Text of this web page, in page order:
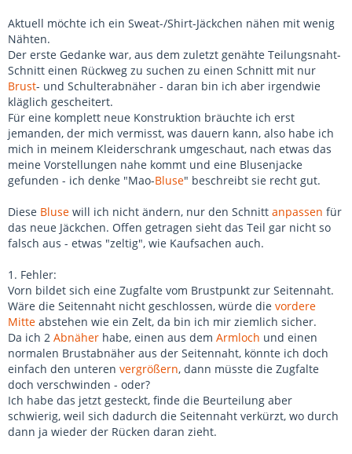
Aktuell möchte ich ein Sweat-/Shirt-Jäckchen nähen mit wenig
Nähten.
Der erste Gedanke war, aus dem zuletzt genähte Teilungsnaht-
Schnitt einen Rückweg zu suchen zu einen Schnitt mit nur
Brust- und Schulterabnäher - daran bin ich aber irgendwie
kläglich gescheitert.
Für eine komplett neue Konstruktion bräuchte ich erst
jemanden, der mich vermisst, was dauern kann, also habe ich
mich in meinem Kleiderschrank umgeschaut, nach etwas das
meine Vorstellungen nahe kommt und eine Blusenjacke
gefunden - ich denke "Mao-Bluse" beschreibt sie recht gut.
Diese Bluse will ich nicht ändern, nur den Schnitt anpassen für
das neue Jäckchen. Offen getragen sieht das Teil gar nicht so
falsch aus - etwas "zeltig", wie Kaufsachen auch.
1. Fehler:
Vorn bildet sich eine Zugfalte vom Brustpunkt zur Seitennaht.
Wäre die Seitennaht nicht geschlossen, würde die vordere
Mitte abstehen wie ein Zelt, da bin ich mir ziemlich sicher.
Da ich 2 Abnäher habe, einen aus dem Armloch und einen
normalen Brustabnäher aus der Seitennaht, könnte ich doch
einfach den unteren vergrößern, dann müsste die Zugfalte
doch verschwinden - oder?
Ich habe das jetzt gesteckt, finde die Beurteilung aber
schwierig, weil sich dadurch die Seitennaht verkürzt, wo durch
dann ja wieder der Rücken daran zieht.